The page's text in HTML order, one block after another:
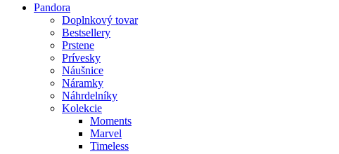
Pandora
Doplnkový tovar
Bestsellery
Prstene
Prívesky
Náušnice
Náramky
Náhrdelníky
Kolekcie
Moments
Marvel
Timeless